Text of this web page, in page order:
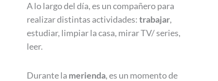
A lo largo del día, es un compañero para
realizar distintas actividades:trabajar,
estudiar, limpiar la casa, mirar TV/ series,
leer.
Durante la merienda, es un momento de